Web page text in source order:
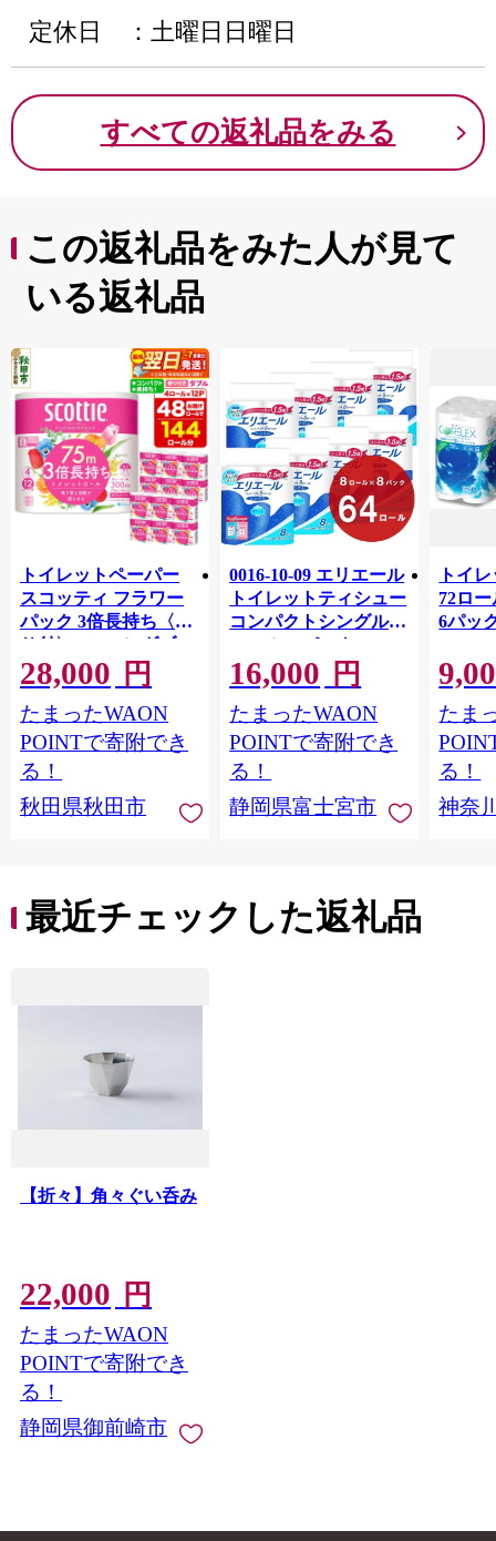
定休日 ：土曜日日曜日
すべての返礼品をみる
この返礼品をみた人が見て
いる返礼品
トイレットペーパー
スコッティ フラワー
パック 3倍長持ち〈香
り付〉4ロール(ダブ
ル)×12パック 日用品
最短翌日発送 [スコッ
ティ フラワーパック
トイレットペーパー
日本製紙クレシア] 秋
田県秋田市
28,000 円
たまったWAON
POINTで寄附でき
る！
秋田県秋田市
0016-10-09 エリエール
トイレットティシュー
コンパクトシングル 8
ロール×8パック 64ロ
ール 1.5倍巻 82.5m
トイレットペーパー
シングル パルプ100％
香りつき 日用品 消耗
品 備蓄
16,000 円
たまったWAON
POINTで寄附でき
る！
静岡県富士宮市
トイ
72ロ
6パッ
FSCリ
長巻タ
100％
防災
ペー
川県
トペー
たま
る！
神奈
最近チェックした返礼品
【折々】角々ぐい呑み
22,000 円
たまったWAON
POINTで寄附でき
る！
静岡県御前崎市